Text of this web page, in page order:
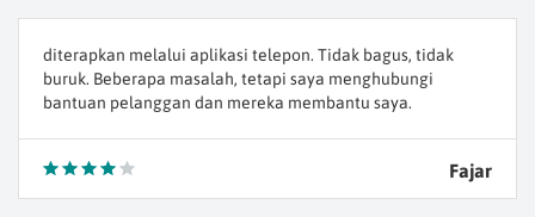
diterapkan melalui aplikasi telepon. Tidak bagus, tidak
buruk. Beberapa masalah, tetapi saya menghubungi
bantuan pelanggan dan mereka membantu saya.
Fajar